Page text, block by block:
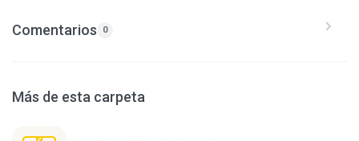
Comentarios 0
Más de esta carpeta